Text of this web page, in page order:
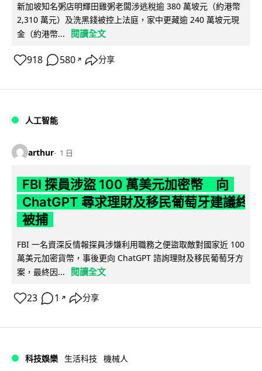
新加坡知名粥店明輝田雞粥老闆涉逃稅逾 380 萬坡元（約港幣
2,310 萬元）及洗黑錢被控上法庭，家中更藏逾 240 萬坡元現
金（約港幣...
閱讀全文
918 580 ↗ 分享
人工智能
arthur 1 日
FBI 探員涉盜 100 萬美元加密幣 向
ChatGPT 尋求理財及移民葡萄牙建議終
被捕
FBI 一名資深反情報探員涉嫌利用職務之便盜取敵對國家近 100
萬美元加密貨幣，事後更向 ChatGPT 諮詢理財及移民葡萄牙方
案，最終因...
閱讀全文
23 1 ↗ 分享
科技娛樂 生活科技 機械人